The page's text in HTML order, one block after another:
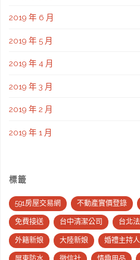
2019 年 6 月
2019 年 5 月
2019 年 4 月
2019 年 3 月
2019 年 2 月
2019 年 1 月
標籤
591房屋交易網 不動產實價登錄
免費接送 台中清潔公司 台北
外籍新娘 大陸新娘 婚禮主持人